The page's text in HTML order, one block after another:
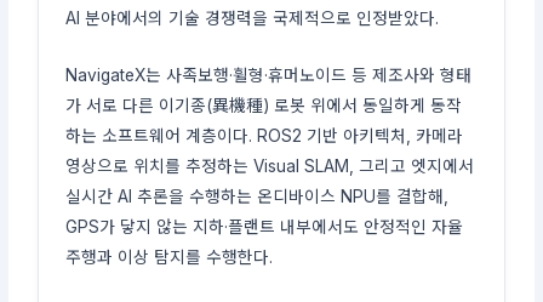
AI 분야에서의 기술 경쟁력을 국제적으로 인정받았다.
NavigateX는 사족보행·휠형·휴머노이드 등 제조사와 형태
가 서로 다른 이기종(異機種) 로봇 위에서 동일하게 동작
하는 소프트웨어 계층이다. ROS2 기반 아키텍처, 카메라
영상으로 위치를 추정하는 Visual SLAM, 그리고 엣지에서
실시간 AI 추론을 수행하는 온디바이스 NPU를 결합해,
GPS가 닿지 않는 지하·플랜트 내부에서도 안정적인 자율
주행과 이상 탐지를 수행한다.